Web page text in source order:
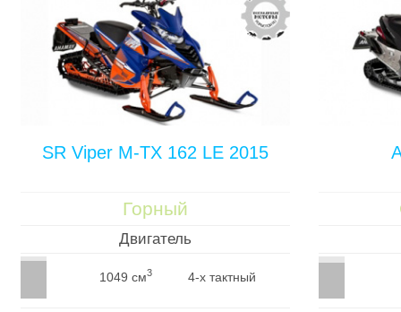
SR Viper M-TX 162 LE 2015
Горный
Двигатель
1049 см3 4-х тактный